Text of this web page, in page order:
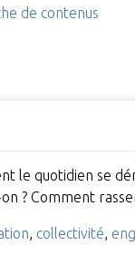
de contenus
le quotidien se
? Comment
collectivité